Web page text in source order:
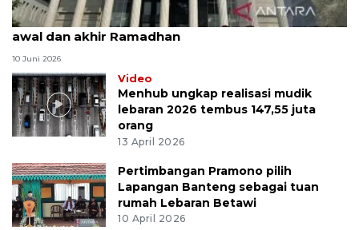
MK uji materi UU Peradilan Agama perihal isbat
awal dan akhir Ramadhan
10 Juni 2026
Video
Menhub ungkap realisasi mudik
lebaran 2026 tembus 147,55 juta
orang
13 April 2026
Pertimbangan Pramono pilih
Lapangan Banteng sebagai tuan
rumah Lebaran Betawi
10 April 2026